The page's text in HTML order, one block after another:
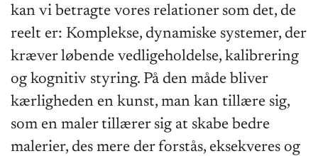
kan vi betragte vores relationer som det, de
reelt er: Komplekse, dynamiske systemer, der
kræver løbende vedligeholdelse, kalibrering
og kognitiv styring. På den måde bliver
kærligheden en kunst, man kan tillære sig,
som en maler tillærer sig at skabe bedre
malerier, des mere der forstås, eksekveres og